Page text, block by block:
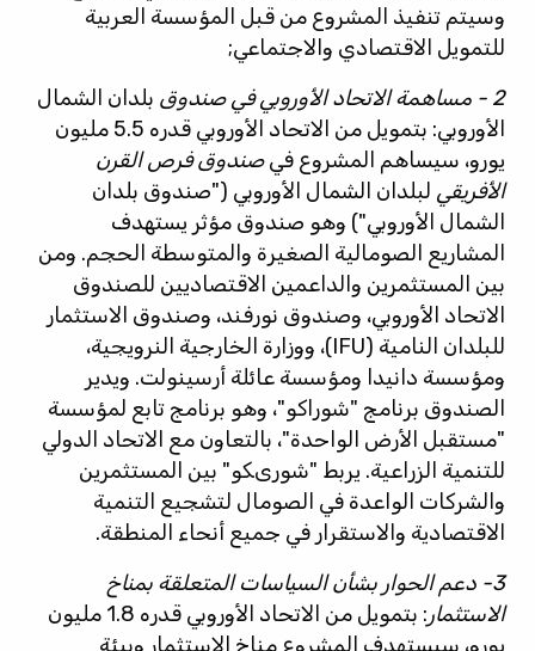
وسيتم تنفيذ المشروع من قبل المؤسسة العربية
للتمويل الاقتصادي والاجتماعي;
2 - مساهمة الاتحاد الأوروبي في صندوق
بلدان الشمال
الأوروبي: بتمويل من الاتحاد الأوروبي قدره 5.5 مليون
يورو، سيساهم المشروع فيصندوق فرص القرن
الأفريقي لبلدان الشمال الأوروبي ("صندوق بلدان
الشمال الأوروبي") وهو صندوق مؤثر يستهدف
المشاريع الصومالية الصغيرة والمتوسطة الحجم. ومن
بين المستثمرين والداعمين الاقتصاديين للصندوق
الاتحاد الأوروبي، وصندوق نورفند، وصندوق الاستثمار
للبلدان النامية (IFU)، ووزارة الخارجية النرويجية،
ومؤسسة دانيدا ومؤسسة عائلة أرسينولت. ويدير
الصندوق برنامج "شوراكو"، وهو برنامج تابع لمؤسسة
"مستقبل الأرض الواحدة"، بالتعاون مع الاتحاد الدولي
للتنمية الزراعية. يربط "شورىكو" بين المستثمرين
والشركات الواعدة في الصومال لتشجيع التنمية
الاقتصادية والاستقرار في جميع أنحاء المنطقة.
3- دعم الحوار بشأن السياسات المتعلقة بمناخ
الاستثمار
: بتمويل من الاتحاد الأوروبي قدره 1.8 مليون
يورو، سيستهدف المشروع مناخ الاستثمار وبيئة